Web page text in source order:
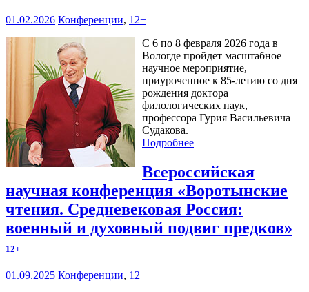
01.02.2026 Конференции, 12+
С 6 по 8 февраля 2026 года в
Вологде пройдет масштабное
научное мероприятие,
приуроченное к 85-летию со дня
рождения доктора
филологических наук,
профессора Гурия Васильевича
Судакова.
Подробнее
Всероссийская
научная конференция «Воротынские
чтения. Средневековая Россия:
военный и духовный подвиг предков»
12+
01.09.2025 Конференции, 12+